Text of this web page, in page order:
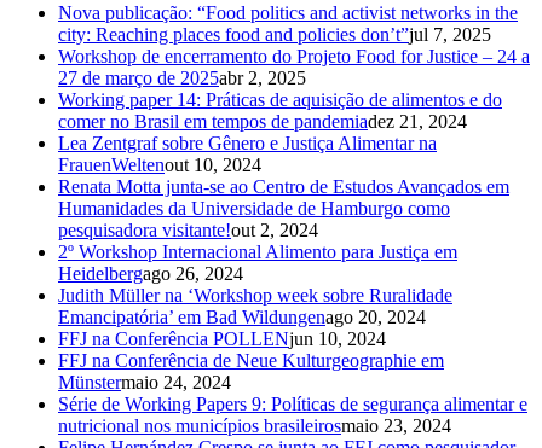
Nova publicação: “Food politics and activist networks in the
city: Reaching places food and policies don’t”jul 7, 2025
Workshop de encerramento do Projeto Food for Justice – 24 a
27 de março de 2025abr 2, 2025
Working paper 14: Práticas de aquisição de alimentos e do
comer no Brasil em tempos de pandemiadez 21, 2024
Lea Zentgraf sobre Gênero e Justiça Alimentar na
FrauenWeltenout 10, 2024
Renata Motta junta-se ao Centro de Estudos Avançados em
Humanidades da Universidade de Hamburgo como
pesquisadora visitante!out 2, 2024
2º Workshop Internacional Alimento para Justiça em
Heidelbergago 26, 2024
Judith Müller na ‘Workshop week sobre Ruralidade
Emancipatória’ em Bad Wildungenago 20, 2024
FFJ na Conferência POLLENjun 10, 2024
FFJ na Conferência de Neue Kulturgeographie em
Münstermaio 24, 2024
Série de Working Papers 9: Políticas de segurança alimentar e
nutricional nos municípios brasileirosmaio 23, 2024